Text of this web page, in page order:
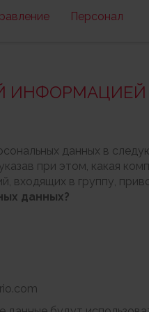
Персонал
данных в
при этом, какая
входящих в группу,
данных?